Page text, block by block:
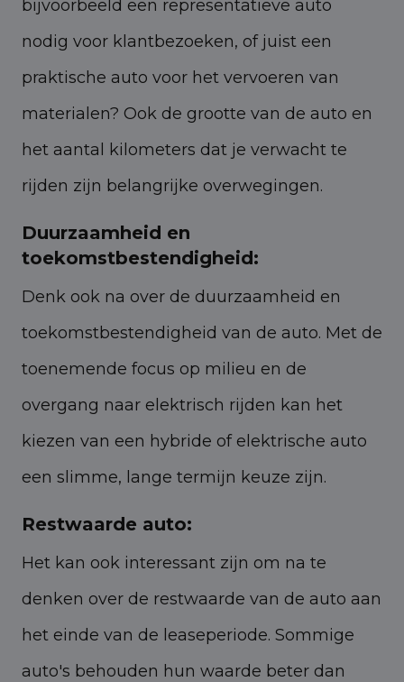
bijvoorbeeld een representatieve auto
nodig voor klantbezoeken, of juist een
praktische auto voor het vervoeren van
materialen? Ook de grootte van de auto en
het aantal kilometers dat je verwacht te
rijden zijn belangrijke overwegingen.
Duurzaamheid en
toekomstbestendigheid:
Denk ook na over de duurzaamheid en
toekomstbestendigheid van de auto. Met de
toenemende focus op milieu en de
overgang naar elektrisch rijden kan het
kiezen van een hybride of elektrische auto
een slimme, lange termijn keuze zijn.
Restwaarde auto:
Het kan ook interessant zijn om na te
denken over de restwaarde van de auto aan
het einde van de leaseperiode. Sommige
auto's behouden hun waarde beter dan